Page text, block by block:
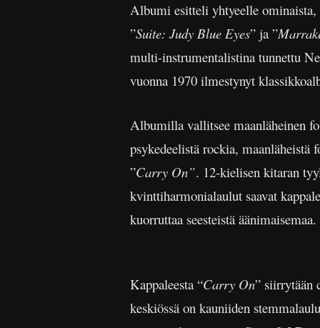
Albumi esitteli yhtyeelle
”Suite: Judy Blue Eyes” ja ”
multi-instrumentalistina tunnettu
vuonna 1970 ilmestynyt
Albumilla vallitsee maanläheinen
psykedeelistä rockia,
”Carry On”. 12-kielisen kitaran
kvinttiharmonialaulut saavat
kuorruttaa seesteistä äänimaisemaa.
Kappaleesta “Carry On” siirrytään
keskiössä on kauniiden